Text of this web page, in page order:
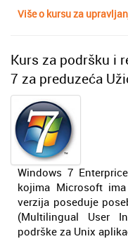
Više o kursu za
Kurs za podršku i
7 za preduzeća
Windows 7
kojima Microsoft
verzija poseduje
(Multilingual User
podrške za Unix